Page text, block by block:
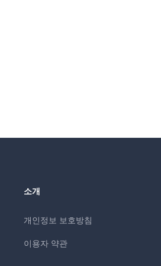
소개
개인정보 보호방침
이용자 약관